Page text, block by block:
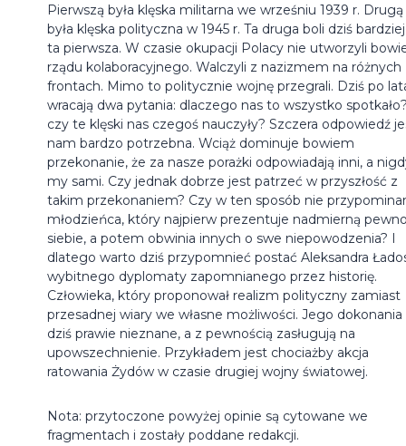
Pierwszą była klęska militarna we wrześniu 1939 r. Drugą
była klęska polityczna w 1945 r. Ta druga boli dziś
ta pierwsza. W czasie okupacji Polacy nie utworzyli
rządu kolaboracyjnego. Walczyli z nazizmem na różnych
frontach. Mimo to politycznie wojnę przegrali. Dziś po
wracają dwa pytania: dlaczego nas to wszystko
czy te klęski nas czegoś nauczyły? Szczera odpowiedź
nam bardzo potrzebna. Wciąż dominuje bowiem
przekonanie, że za nasze porażki odpowiadają inni, a
my sami. Czy jednak dobrze jest patrzeć w przyszłość z
takim przekonaniem? Czy w ten sposób nie
młodzieńca, który najpierw prezentuje nadmierną
siebie, a potem obwinia innych o swe niepowodzenia? I
dlatego warto dziś przypomnieć postać Aleksandra
wybitnego dyplomaty zapomnianego przez historię.
Człowieka, który proponował realizm polityczny zamiast
przesadnej wiary we własne możliwości. Jego dokonania
dziś prawie nieznane, a z pewnością zasługują na
upowszechnienie. Przykładem jest chociażby akcja
ratowania Żydów w czasie drugiej wojny światowej.
Nota: przytoczone powyżej opinie są cytowane we
fragmentach i zostały poddane redakcji.